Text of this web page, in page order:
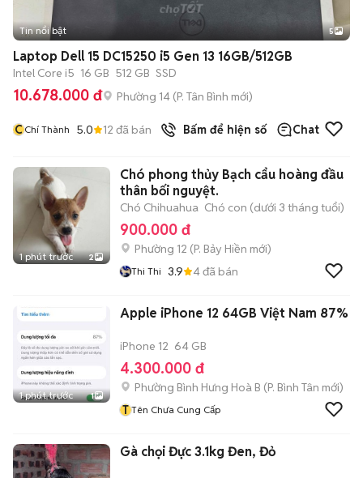
Tin nổi bật 5
Laptop Dell 15 DC15250 i5 Gen 13 16GB/512GB
Intel Core i5 16 GB 512 GB SSD
10.678.000 đ Phường 14 (P. Tân Bình mới)
CChí Thành 5.0 12 đã bán Bấm để hiện số Chat
1 phút trước 2
Chó phong thủy Bạch cẩu hoàng đầu
thân bối nguyệt.
Chó Chihuahua Chó con (dưới 3 tháng tuổi)
900.000 đ
Phường 12 (P. Bảy Hiền mới)
Thi Thi 3.9 4đã bán
1 phút trước 1
Apple iPhone 12 64GB Việt Nam 87%
iPhone 12 64 GB
4.300.000 đ
Phường Bình Hưng Hoà B (P. Bình Tân mới)
T Tên Chưa Cung Cấp
Gà chọi Đực 3.1kg Đen, Đỏ